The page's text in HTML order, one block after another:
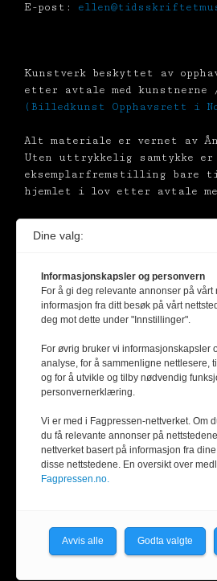
E-post:
Kunstverk beskyttet av
etter avtale med kunstnerne
(Billedkunst Opphavsrett i
Alt materiale er vernet av
Uten uttrykkelig samtykke er
eksemplarfremstilling
hjemlet i lov etter avtale
Dine valg:
Informasjonskapsler og personvern
For å gi deg relevante annonser på vårt
informasjon fra ditt besøk på vårt
deg mot dette under "Innstillinger".
For øvrig bruker vi informasjonskapsler
analyse, for å sammenligne nettlesere,
og for å utvikle og tilby nødvendig
personvernerklæring.
Vi er med i Fagpressen-nettverket. Om
du få relevante annonser på
nettverket basert på informasjon fra
disse nettstedene. En oversikt over
Fagpressen.no.
Avvis alle Godta valgte